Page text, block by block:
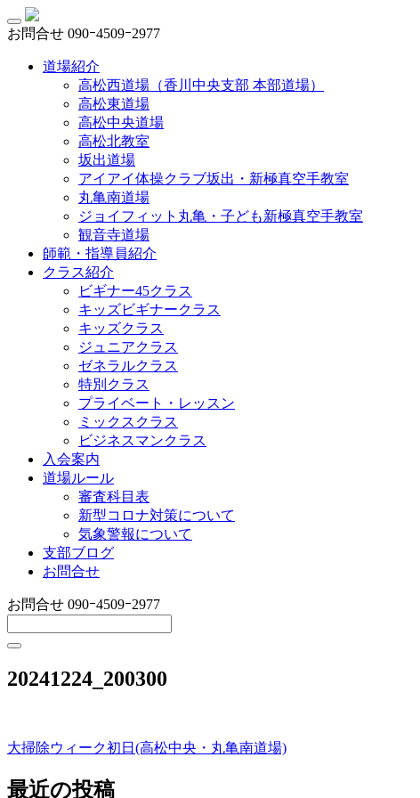
お問合せ 090ｰ4509ｰ2977
道場紹介
高松西道場（香川中央支部 本部道場）
高松東道場
高松中央道場
高松北教室
坂出道場
アイアイ体操クラブ坂出・新極真空手教室
丸亀南道場
ジョイフィット丸亀・子ども新極真空手教室
観音寺道場
師範・指導員紹介
クラス紹介
ビギナー45クラス
キッズビギナークラス
キッズクラス
ジュニアクラス
ゼネラルクラス
特別クラス
プライベート・レッスン
ミックスクラス
ビジネスマンクラス
入会案内
道場ルール
審査科目表
新型コロナ対策について
気象警報について
支部ブログ
お問合せ
お問合せ 090ｰ4509ｰ2977
20241224_200300
投
稿
大掃除ウィーク初日(高松中央・丸亀南道場)
最近の投稿